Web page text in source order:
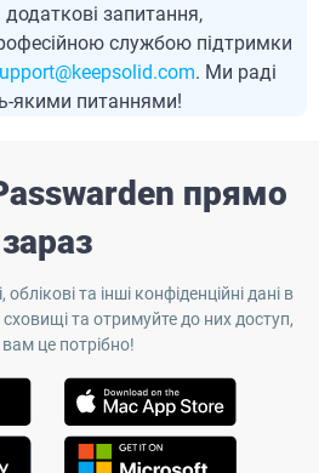
запитання,
службою підтримки
. Ми раді
якими питаннями!
прямо
зараз
облікові та інші конфіденційні дані в
та отримуйте до них доступ,
це потрібно!